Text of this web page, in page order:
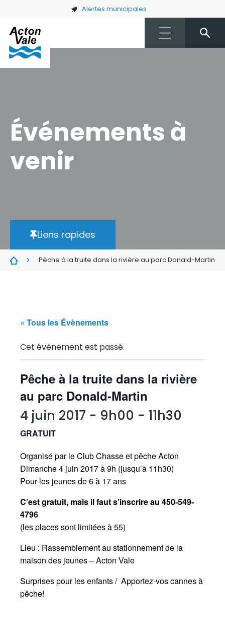
Skip to main content Alertes municipales
Événements à
venir
Liens rapides
Pêche à la truite dans la rivière au parc Donald-Martin
« Tous les Évènements
Cet évènement est passé.
Pêche à la truite dans la rivière
au parc Donald-Martin
4 juin 2017 - 9h00 - 11h30
GRATUIT
Organisé par le Club Chasse et pêche Acton
Dimanche 4 juin 2017 à 9h (jusqu’à 11h30)
Pour les jeunes de 6 à 17 ans
C’est gratuit, mais il faut s’inscrire au 450-549-
4796
(les places sont limitées à 55)
Lieu : Rassemblement au stationnement de la
maison des jeunes – Acton Vale
Surprises pour les enfants / Apportez-vos cannes à
pêche!